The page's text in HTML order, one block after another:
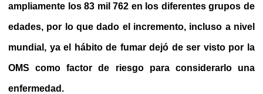
ampliamente los 83 mil 762 en los diferentes grupos de
edades, por lo que dado el incremento, incluso a nivel
mundial, ya el hábito de fumar dejó de ser visto por la
OMS como factor de riesgo para considerarlo una
enfermedad.